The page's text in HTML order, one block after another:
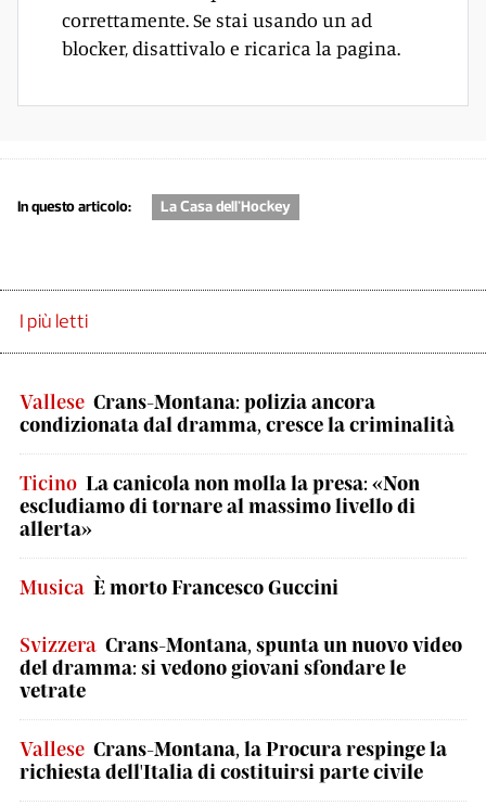
correttamente. Se stai usando un ad
blocker, disattivalo e ricarica la pagina.
In questo articolo: La Casa dell'Hockey
I più letti
Vallese Crans-Montana: polizia ancora
condizionata dal dramma, cresce la criminalità
Ticino La canicola non molla la presa: «Non
escludiamo di tornare al massimo livello di
allerta»
Musica È morto Francesco Guccini
Svizzera Crans-Montana, spunta un nuovo video
del dramma: si vedono giovani sfondare le
vetrate
Vallese Crans-Montana, la Procura respinge la
richiesta dell'Italia di costituirsi parte civile